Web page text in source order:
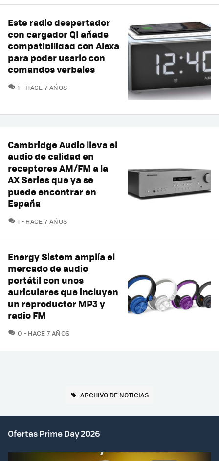
Este radio despertador
con cargador QI añade
compatibilidad con Alexa
para poder usarlo con
comandos verbales
1 COMENTARIOS
HACE 7 AÑOS
Cambridge Audio lleva el
audio de calidad en
receptores AM/FM a la
AX Series que ya se
puede encontrar en
España
1 COMENTARIOS
HACE 7 AÑOS
Energy Sistem amplía el
mercado de audio
portátil con unos
auriculares que incluyen
un reproductor MP3 y
radio FM
0 COMENTARIOS
HACE 7 AÑOS
ARCHIVO DE NOTICIAS
Ofertas Prime Day 2026